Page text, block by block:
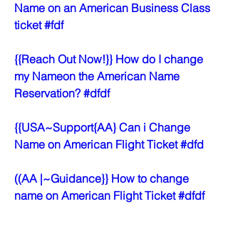
Name on an American Business Class
ticket #fdf
{{Reach Out Now!}} How do I change
my Nameon the American Name
Reservation? #dfdf
{{USA~Support{AA} Can i Change
Name on American Flight Ticket #dfd
((AA |~Guidance}} How to change
name on American Flight Ticket #dfdf